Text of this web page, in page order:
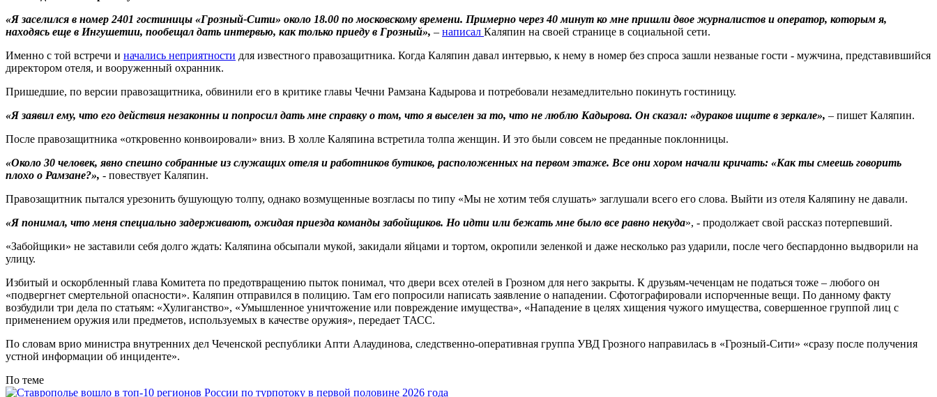
«Я заселился в номер 2401 гостиницы «Грозный-Сити» около 18.00 по московскому времени. Примерно через 40 минут ко мне пришли двое журналистов и оператор, которым я,
находясь еще в Ингушетии, пообещал дать интервью, как только приеду в Грозный», – написал Каляпин на своей странице в социальной сети.
Именно с той встречи и начались неприятности для известного правозащитника. Когда Каляпин давал интервью, к нему в номер без спроса зашли незваные гости - мужчина, представившийся
директором отеля, и вооруженный охранник.
Пришедшие, по версии правозащитника, обвинили его в критике главы Чечни Рамзана Кадырова и потребовали незамедлительно покинуть гостиницу.
«Я заявил ему, что его действия незаконны и попросил дать мне справку о том, что я выселен за то, что не люблю Кадырова. Он сказал: «дураков ищите в зеркале», – пишет Каляпин.
После правозащитника «откровенно конвоировали» вниз. В холле Каляпина встретила толпа женщин. И это были совсем не преданные поклонницы.
«Около 30 человек, явно спешно собранные из служащих отеля и работников бутиков, расположенных на первом этаже. Все они хором начали кричать: «Как ты смеешь говорить
плохо о Рамзане?», - повествует Каляпин.
Правозащитник пытался урезонить бушующую толпу, однако возмущенные возгласы по типу «Мы не хотим тебя слушать» заглушали всего его слова. Выйти из отеля Каляпину не давали.
«Я понимал, что меня специально задерживают, ожидая приезда команды забойщиков. Но идти или бежать мне было все равно некуда», - продолжает свой рассказ потерпевший.
«Забойщики» не заставили себя долго ждать: Каляпина обсыпали мукой, закидали яйцами и тортом, окропили зеленкой и даже несколько раз ударили, после чего беспардонно выдворили на
улицу.
Избитый и оскорбленный глава Комитета по предотвращению пыток понимал, что двери всех отелей в Грозном для него закрыты. К друзьям-чеченцам не податься тоже – любого он
«подвергнет смертельной опасности». Каляпин отправился в полицию. Там его попросили написать заявление о нападении. Сфотографировали испорченные вещи. По данному факту
возбудили три дела по статьям: «Хулиганство», «Умышленное уничтожение или повреждение имущества», «Нападение в целях хищения чужого имущества, совершенное группой лиц с
применением оружия или предметов, используемых в качестве оружия», передает ТАСС.
По словам врио министра внутренних дел Чеченской республики Апти Алаудинова, следственно-оперативная группа УВД Грозного направилась в «Грозный-Сити» «сразу после получения
устной информации об инциденте».
По теме